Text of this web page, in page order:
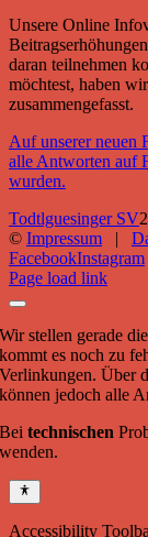
Unsere Online
daran teilnehmen
möchtest, haben
zusammengefasst.
Auf unserer neuen
alle Antworten auf
wurden.
Todtlguesinger SV
© Impressum |
FacebookInstagram
Page load link
Wir stellen gerade
kommt es noch zu
Verlinkungen. Über
können jedoch alle
Beitechnischen
wenden.
Accessibility